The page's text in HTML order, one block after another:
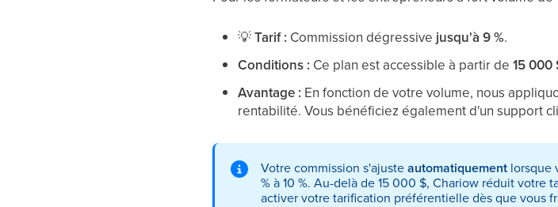
💡Tarif : Commission dégressive jusqu'à 9 %.
Conditions : Ce plan est accessible à partir de15 000
Avantage : En fonction de votre volume, nous
rentabilité. Vous bénéficiez également d'un support
Votre commission s'ajusteautomatiquement lorsque
% à 10 %. Au-delà de 15 000 $, Chariow réduit votre
activer votre tarification préférentielle dès que vous